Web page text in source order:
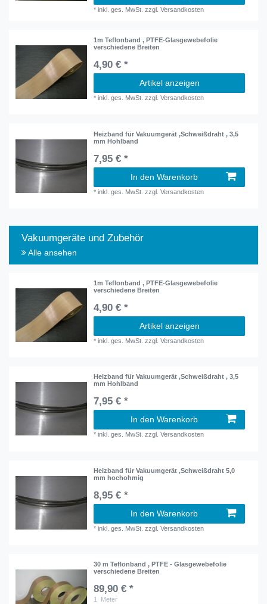
*inkl. ges. MwSt. zzgl.Versandkosten
1m Teflonband , PTFE-Glasgewebefolie
verschiedene Breiten
4,90 € *
Artikel anzeigen
*inkl. ges. MwSt. zzgl.Versandkosten
Heizband für Vakuumgerät ,Schweißdraht , 3,5
mm Hohlband
7,95 € *
In den Warenkorb
*inkl. ges. MwSt. zzgl.Versandkosten
Vakuumgeräte und Zubehör
Alle ansehen
1m Teflonband , PTFE-Glasgewebefolie
verschiedene Breiten
4,90 € *
Artikel anzeigen
*inkl. ges. MwSt. zzgl.Versandkosten
Heizband für Vakuumgerät ,Schweißdraht , 3,5
mm Hohlband
7,95 € *
In den Warenkorb
*inkl. ges. MwSt. zzgl.Versandkosten
Heizband für Vakuumgerät ,Schweißdraht 5,0
mm hochohmig
8,95 € *
In den Warenkorb
*inkl. ges. MwSt. zzgl.Versandkosten
30 m Teflonband , PTFE - Glasgewebefolie
verschiedene Breiten
89,90 € *
1 Meter